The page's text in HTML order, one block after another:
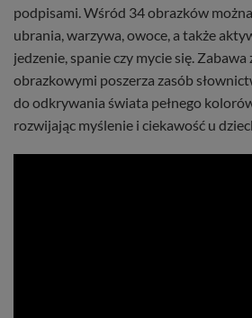
podpisami. Wśród 34 obrazków
ubrania, warzywa, owoce, a także
jedzenie, spanie czy mycie się. Zabawa
obrazkowymi poszerza zasób
do odkrywania świata pełnego
rozwijając myślenie i ciekawość u